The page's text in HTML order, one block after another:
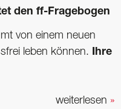
den ff-Fragebogen
von einem neuen
leben können. Ihre
weiterlesen »